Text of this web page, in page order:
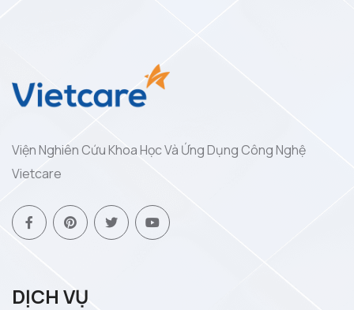
Viện Nghiên Cứu Khoa Học Và Ứng Dụng Công Nghệ
Vietcare
DỊCH VỤ